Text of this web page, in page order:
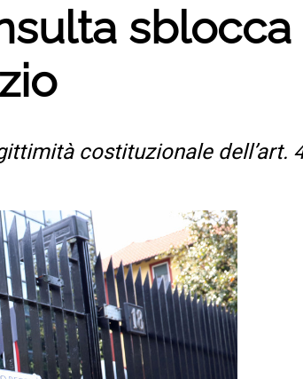
costituzionale dell’art.